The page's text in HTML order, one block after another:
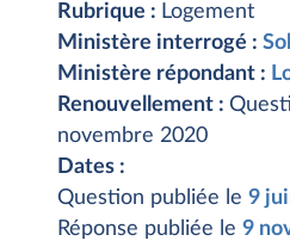
Rubrique : Logement
Ministère interrogé :
Ministère répondant :
Renouvellement :
novembre 2020
Dates :
Question publiée le 9
Réponse publiée le 9